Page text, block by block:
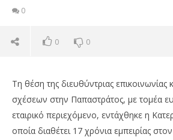
0
0 0
Τη θέση της διευθύντριας επικοινωνίας
σχέσεων στην Παπαστράτος, με τομέα
εταιρικό περιεχόμενο, εντάχθηκε η
οποία διαθέτει 17 χρόνια εμπειρίας